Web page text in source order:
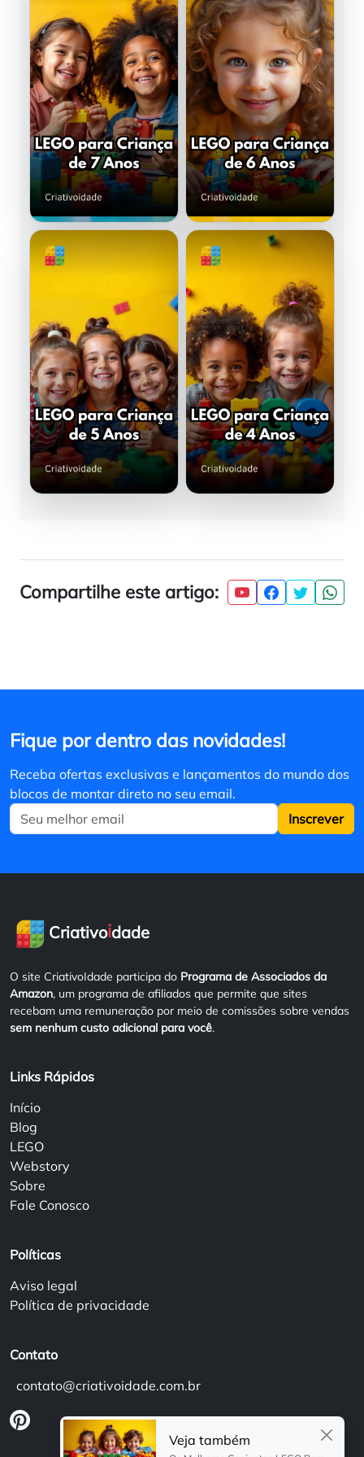
Veja também
LEGO para Criança de 5 Anos
Confira os melhores conjuntos LEGO para criança de
LEGO para
Descubra quais são os
Compartilhe este artigo:
Fique por dentro das novidades!
Receba ofertas exclusivas e lançamentos do mundo dos
blocos de montar direto no seu email.
Inscrever
Criativoidade
O site CriativoIdade participa do Programa de Associados da
Amazon, um programa de afiliados que permite que sites
recebam uma remuneração por meio de comissões sobre vendas
sem nenhum custo adicional para você.
Links Rápidos
Início
Blog
LEGO
Webstory
Sobre
Fale Conosco
Políticas
Aviso legal
Política de privacidade
Contato
contato@criativoidade.com.br